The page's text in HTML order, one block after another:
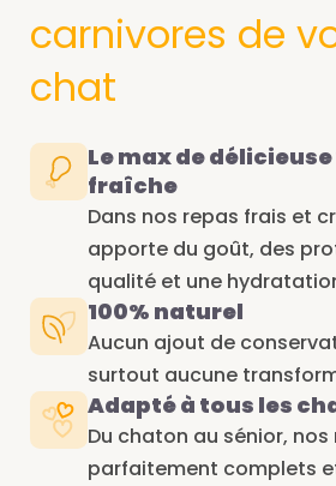
carnivores de
chat
Le max de
fraîche
Dans nos repas frais et
apporte du goût, des
qualité et une
100% naturel
Aucun ajout de
surtout aucune
Adapté à tous les
Du chaton au sénior,
parfaitement complets